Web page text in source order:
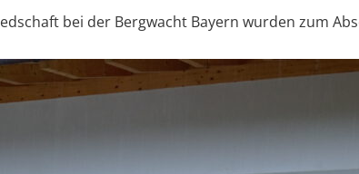
bei der Bergwacht Bayern wurden zum